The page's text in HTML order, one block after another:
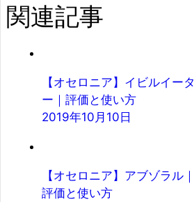
関連記事
【オセロニア】イビルイータ
ー｜評価と使い方
2019年10月10日
【オセロニア】アブゾラル｜
評価と使い方